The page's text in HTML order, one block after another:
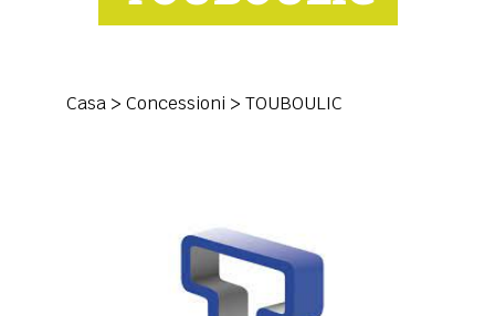
Casa > Concessioni > TOUBOULIC